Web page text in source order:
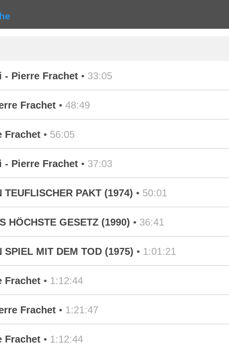
- Pierre Frachet • 33:05
Frachet • 48:49
Frachet • 56:05
- Pierre Frachet • 37:03
PAKT (1974) • 50:01
GESETZ (1990) • 36:41
MIT DEM TOD (1975) • 1:01:21
Frachet • 1:12:44
Frachet • 1:21:47
Frachet • 1:12:44